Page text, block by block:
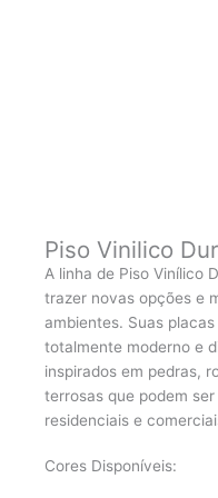
Piso Vinilico
A linha de Piso Vinílico
trazer novas opções e
ambientes. Suas
totalmente moderno e
inspirados em pedras,
terrosas que podem
residenciais e
Cores Disponíveis: